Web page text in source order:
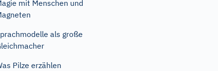
mit Menschen und
als große
Pilze erzählen